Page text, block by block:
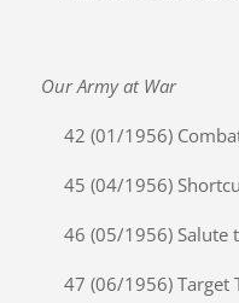
Our Army at War
42 (01/1956)
45 (04/1956)
46 (05/1956) Salute
47 (06/1956) Target